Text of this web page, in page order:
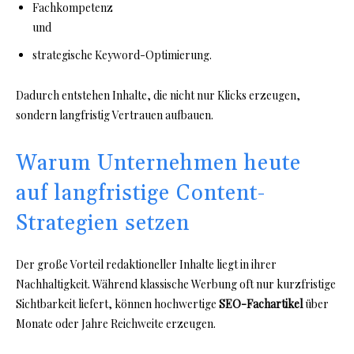
Fachkompetenz
und
strategische Keyword-Optimierung.
Dadurch entstehen Inhalte, die nicht nur Klicks erzeugen,
sondern langfristig Vertrauen aufbauen.
Warum Unternehmen heute
auf langfristige Content-
Strategien setzen
Der große Vorteil redaktioneller Inhalte liegt in ihrer
Nachhaltigkeit. Während klassische Werbung oft nur kurzfristige
Sichtbarkeit liefert, können hochwertige SEO-Fachartikelüber
Monate oder Jahre Reichweite erzeugen.